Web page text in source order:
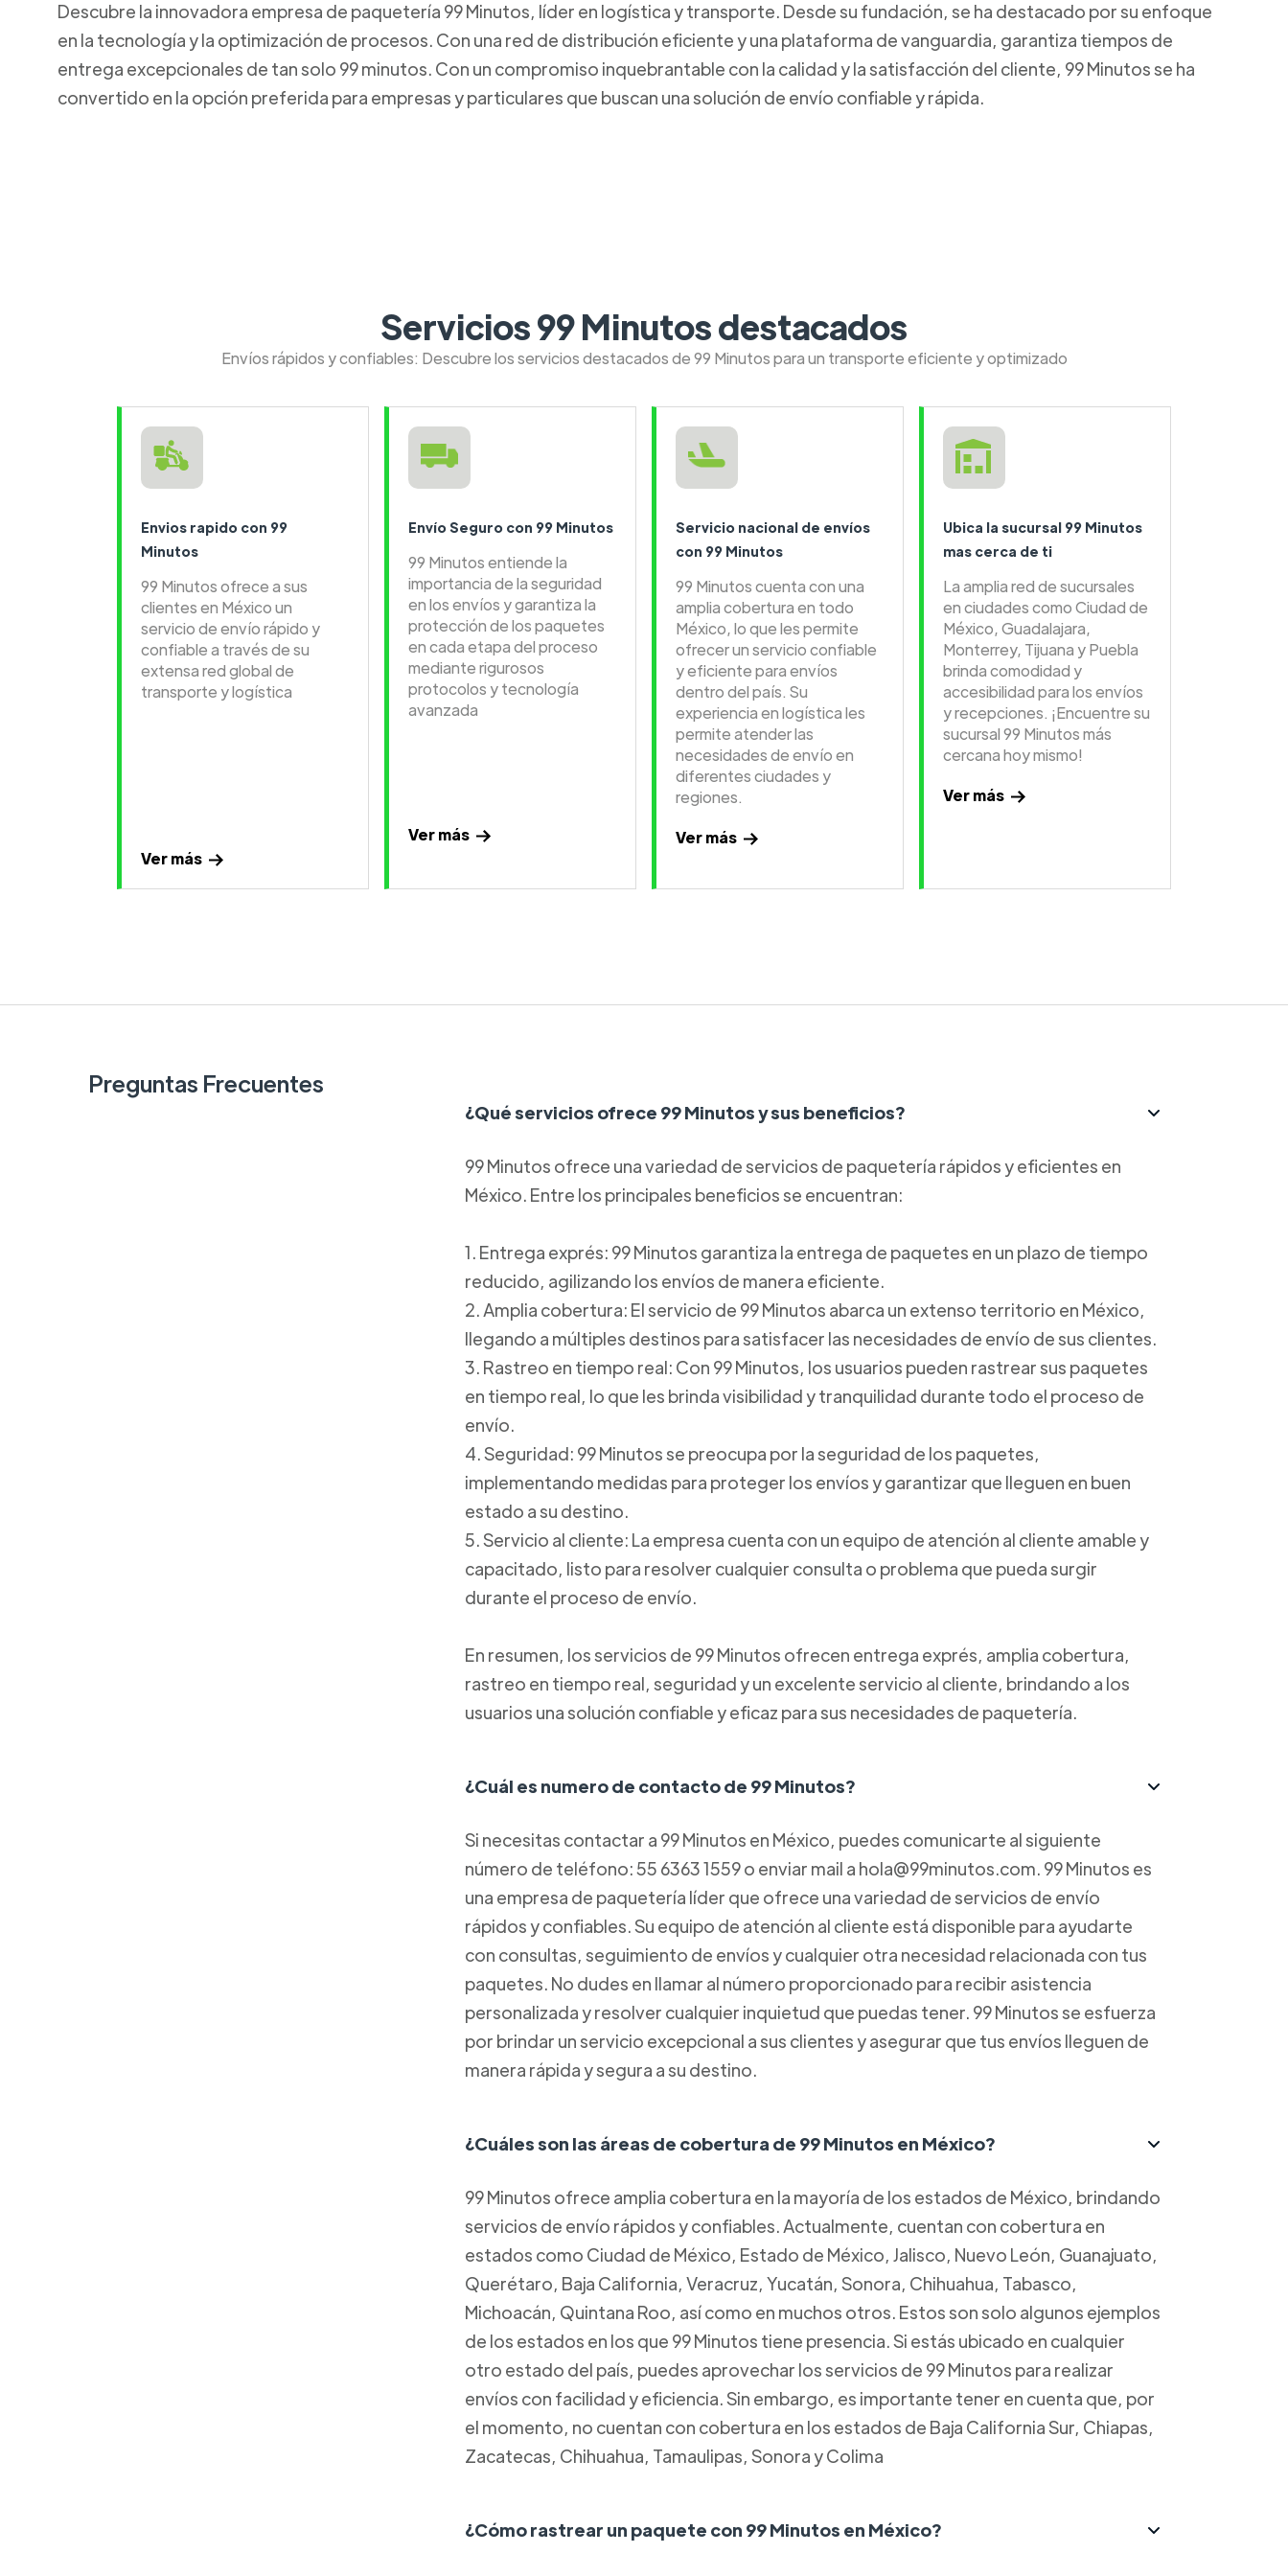
Descubre la innovadora empresa de paquetería 99 Minutos, líder en logística y transporte. Desde su fundación, se ha destacado por su enfoque
en la tecnología y la optimización de procesos. Con una red de distribución eficiente y una plataforma de vanguardia, garantiza tiempos de
entrega excepcionales de tan solo 99 minutos. Con un compromiso inquebrantable con la calidad y la satisfacción del cliente, 99 Minutos se ha
convertido en la opción preferida para empresas y particulares que buscan una solución de envío confiable y rápida.
Servicios 99 Minutos destacados
Envíos rápidos y confiables: Descubre los servicios destacados de 99 Minutos para un transporte eficiente y optimizado
Envios rapido con 99
Minutos
99 Minutos ofrece a sus
clientes en México un
servicio de envío rápido y
confiable a través de su
extensa red global de
transporte y logística
Ver más
Envío Seguro con 99 Minutos
99 Minutos entiende la
importancia de la seguridad
en los envíos y garantiza la
protección de los paquetes
en cada etapa del proceso
mediante rigurosos
protocolos y tecnología
avanzada
Ver más
Servicio nacional de envíos
con 99 Minutos
99 Minutos cuenta con una
amplia cobertura en todo
México, lo que les permite
ofrecer un servicio confiable
y eficiente para envíos
dentro del país. Su
experiencia en logística les
permite atender las
necesidades de envío en
diferentes ciudades y
regiones.
Ver más
Ubica la sucursal 99 Minutos
mas cerca de ti
La amplia red de sucursales
en ciudades como Ciudad de
México, Guadalajara,
Monterrey, Tijuana y Puebla
brinda comodidad y
accesibilidad para los envíos
y recepciones. ¡Encuentre su
sucursal 99 Minutos más
cercana hoy mismo!
Ver más
Preguntas Frecuentes
¿Qué servicios ofrece 99 Minutos y sus beneficios?
99 Minutos ofrece una variedad de servicios de paquetería rápidos y eficientes en
México. Entre los principales beneficios se encuentran:
1. Entrega exprés: 99 Minutos garantiza la entrega de paquetes en un plazo de tiempo
reducido, agilizando los envíos de manera eficiente.
2. Amplia cobertura: El servicio de 99 Minutos abarca un extenso territorio en México,
llegando a múltiples destinos para satisfacer las necesidades de envío de sus clientes.
3. Rastreo en tiempo real: Con 99 Minutos, los usuarios pueden rastrear sus paquetes
en tiempo real, lo que les brinda visibilidad y tranquilidad durante todo el proceso de
envío.
4. Seguridad: 99 Minutos se preocupa por la seguridad de los paquetes,
implementando medidas para proteger los envíos y garantizar que lleguen en buen
estado a su destino.
5. Servicio al cliente: La empresa cuenta con un equipo de atención al cliente amable y
capacitado, listo para resolver cualquier consulta o problema que pueda surgir
durante el proceso de envío.
En resumen, los servicios de 99 Minutos ofrecen entrega exprés, amplia cobertura,
rastreo en tiempo real, seguridad y un excelente servicio al cliente, brindando a los
usuarios una solución confiable y eficaz para sus necesidades de paquetería.
¿Cuál es numero de contacto de 99 Minutos?
Si necesitas contactar a 99 Minutos en México, puedes comunicarte al siguiente
número de teléfono: 55 6363 1559 o enviar mail a hola@99minutos.com. 99 Minutos es
una empresa de paquetería líder que ofrece una variedad de servicios de envío
rápidos y confiables. Su equipo de atención al cliente está disponible para ayudarte
con consultas, seguimiento de envíos y cualquier otra necesidad relacionada con tus
paquetes. No dudes en llamar al número proporcionado para recibir asistencia
personalizada y resolver cualquier inquietud que puedas tener. 99 Minutos se esfuerza
por brindar un servicio excepcional a sus clientes y asegurar que tus envíos lleguen de
manera rápida y segura a su destino.
¿Cuáles son las áreas de cobertura de 99 Minutos en México?
99 Minutos ofrece amplia cobertura en la mayoría de los estados de México, brindando
servicios de envío rápidos y confiables. Actualmente, cuentan con cobertura en
estados como Ciudad de México, Estado de México, Jalisco, Nuevo León, Guanajuato,
Querétaro, Baja California, Veracruz, Yucatán, Sonora, Chihuahua, Tabasco,
Michoacán, Quintana Roo, así como en muchos otros. Estos son solo algunos ejemplos
de los estados en los que 99 Minutos tiene presencia. Si estás ubicado en cualquier
otro estado del país, puedes aprovechar los servicios de 99 Minutos para realizar
envíos con facilidad y eficiencia. Sin embargo, es importante tener en cuenta que, por
el momento, no cuentan con cobertura en los estados de Baja California Sur, Chiapas,
Zacatecas, Chihuahua, Tamaulipas, Sonora y Colima
¿Cómo rastrear un paquete con 99 Minutos en México?